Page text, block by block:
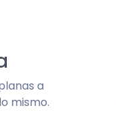
a
mismo.